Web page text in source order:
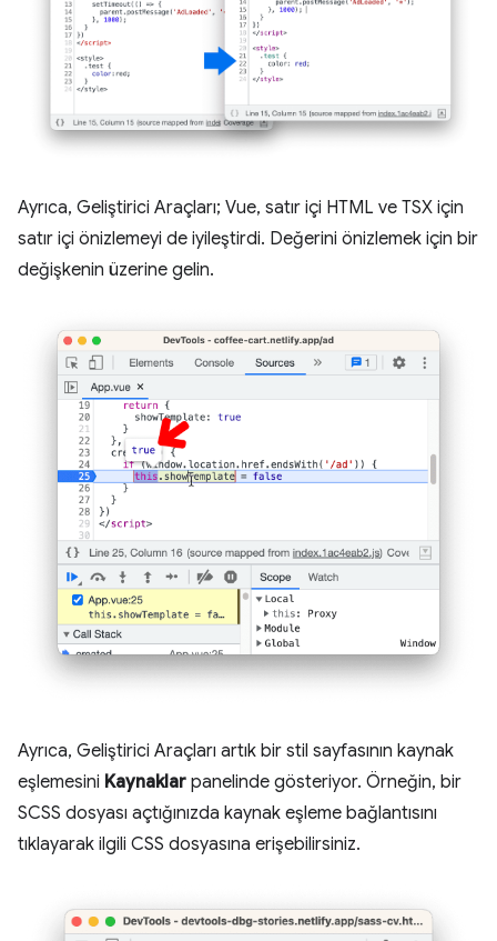
Ayrıca, Geliştirici Araçları; Vue, satır içi HTML ve TSX için
satır içi önizlemeyi de iyileştirdi. Değerini önizlemek için bir
değişkenin üzerine gelin.
Ayrıca, Geliştirici Araçları artık bir stil sayfasının kaynak
eşlemesini Kaynaklar panelinde gösteriyor. Örneğin, bir
SCSS dosyası açtığınızda kaynak eşleme bağlantısını
tıklayarak ilgili CSS dosyasına erişebilirsiniz.